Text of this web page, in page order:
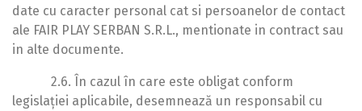
date cu caracter personal cat si persoanelor de contact
ale FAIR PLAY SERBAN S.R.L., mentionate in contract sau
in alte documente.
2.6. În cazul în care este obligat conform
legislației aplicabile, desemnează un responsabil cu